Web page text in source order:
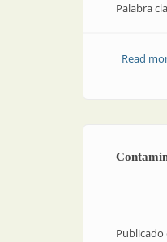
Palabra
Read
Publicado